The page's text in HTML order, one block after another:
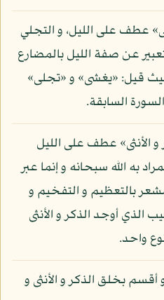
عطف على الليل، و التجلي
عن صفة الليل بالمضارع
قيل: «يغشى» و «تجلى»
السابقة.
الأنثى» عطف على الليل
به الله سبحانه و إنما عبر
بالتعظيم و التفخيم و
الذي أوجد الذكر و الأنثى
واحد.
بخلق الذكر و الأنثى و